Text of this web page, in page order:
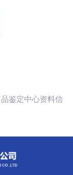
鉴定中心资料信